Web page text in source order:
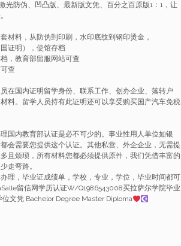
光防伪、凹凸版、最新版文凭、百分之百原版1：1，让
材料，从防伪到印刷，水印底纹到钢印烫金，
证明），使馆存档
，教育部留服网站可查
查
在国内证明留学身份、联系工作、创办企业、落转户
料。留学人员持有此证明还可以享受购买国产汽车免税
国内教育部认证是必不可少的。事业性用人单位如银
会需要您提供这个认证。其他私营、外企企业，无需提
且烦琐，所有材料您都必须提供原件，我们凭借丰富的
走弯路。
理，毕业证成绩单，学校，专业，学位，毕业时间都可
留信网学历认证W/Q1986543008买拉萨尔学院毕业
文凭 Bachelor Degree Master Diploma